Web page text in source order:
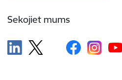
Sekojiet mums